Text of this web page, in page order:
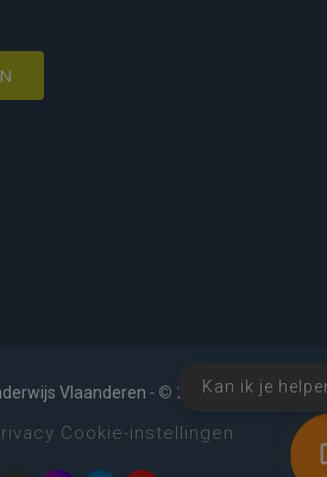
Kan ik je
Vlaanderen - © 2026
Cookie-instellingen